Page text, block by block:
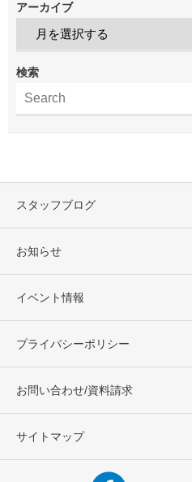
アーカイブ
検索
スタッフブログ
お知らせ
イベント情報
プライバシーポリシー
お問い合わせ/資料請求
サイトマップ